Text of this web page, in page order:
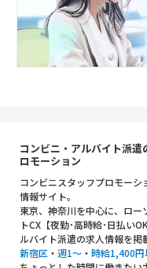
コンビニ・アルバイト派
ロモーション
コンビニスタッフプロモー
情報サイト。
東京、神奈川を中心に、ロ
トCX【夜勤･高時給･日払い
ルバイト派遣の求人情報を掲
新宿区 ・ 週1～ ・ 時給1,400円